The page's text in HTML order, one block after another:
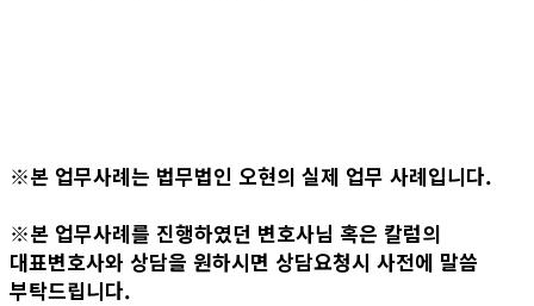
※본 업무사례는 법무법인 오현의 실제 업무 사례입니다.
※본 업무사례를 진행하였던 변호사님 혹은 칼럼의
대표변호사와 상담을 원하시면 상담요청시 사전에 말씀
부탁드립니다.